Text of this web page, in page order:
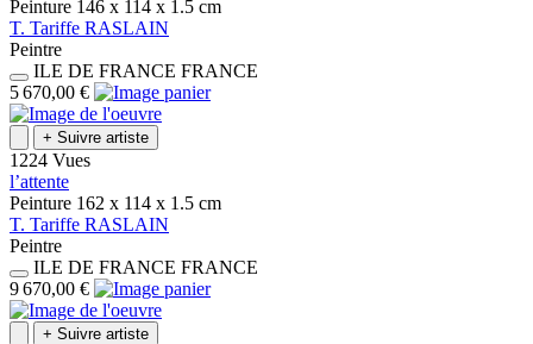
Peinture 146 x 114 x 1.5 cm
T. Tariffe RASLAIN
Peintre
ILE DE FRANCE FRANCE
5 670,00 €
+ Suivre artiste
1224 Vues
l’attente
Peinture 162 x 114 x 1.5 cm
T. Tariffe RASLAIN
Peintre
ILE DE FRANCE FRANCE
9 670,00 €
+ Suivre artiste